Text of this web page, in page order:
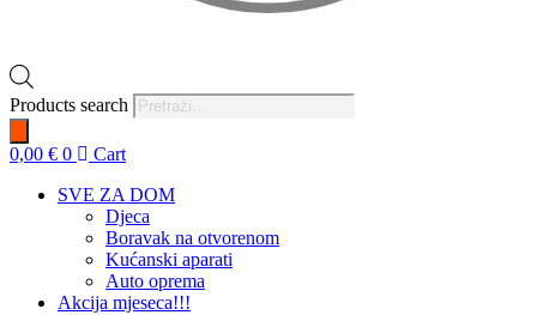
Products search
0,00 € 0
Cart
SVE ZA DOM
Djeca
Boravak na otvorenom
Kućanski aparati
Auto oprema
Akcija mjeseca!!!